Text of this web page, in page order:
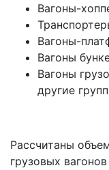
Вагоны-
Вагоны-
Вагоны
Вагоны
другие
Рассчитаны
грузовых